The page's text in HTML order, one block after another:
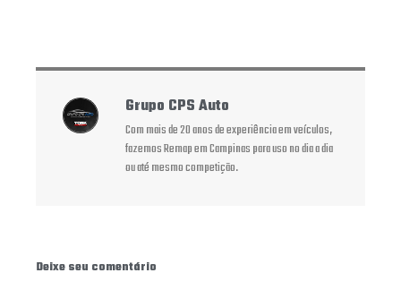
Grupo CPS Auto
Com mais de 20 anos de experiência em veículos,
fazemos Remap em Campinas para uso no dia a dia
ou até mesmo competição.
Deixe seu comentário